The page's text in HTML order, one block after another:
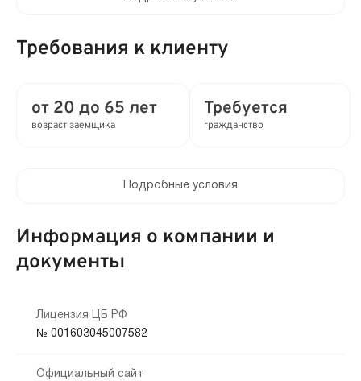
от 0 до 0.8%
Привлечение созаемщиков:
Возможно без поручителей
Способы получения:
На карту Банковский счёт
Способы погашения:
Требования к клиенту
от 20 до 65 лет
возраст заемщика
Требуется
гражданство
Нет
Мобильный телефон:
Кредитная история:
Подробные условия
Информация о компании и
документы
Лицензия ЦБ РФ
№ 001603045007582
Официальный сайт